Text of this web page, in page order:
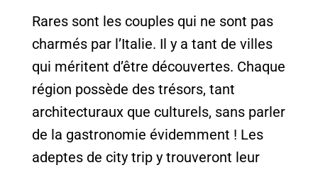
Rares sont les couples qui ne sont pas
charmés par l’Italie. Il y a tant de villes
qui méritent d’être découvertes. Chaque
région possède des trésors, tant
architecturaux que culturels, sans parler
de la gastronomie évidemment ! Les
adeptes de city trip y trouveront leur